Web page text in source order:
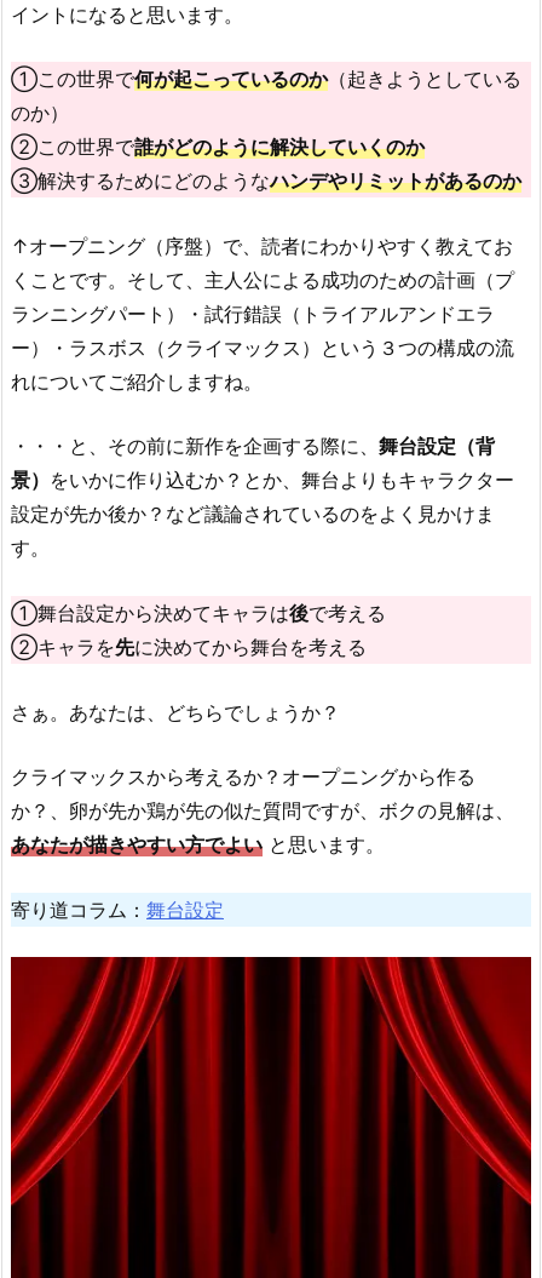
イントになると思います。
①この世界で何が起こっているのか（起きようとしている
のか）
②この世界で誰がどのように解決していくのか
③解決するためにどのようなハンデやリミットがあるのか
↑オープニング（序盤）で、読者にわかりやすく教えてお
くことです。そして、主人公による成功のための計画（プ
ランニングパート）・試行錯誤（トライアルアンドエラ
ー）・ラスボス（クライマックス）という３つの構成の流
れについてご紹介しますね。
・・・と、その前に新作を企画する際に、 舞台設定（背
景） をいかに作り込むか？とか、舞台よりもキャラクター
設定が先か後か？など議論されているのをよく見かけま
す。
①舞台設定から決めてキャラは後で考える
②キャラを先に決めてから舞台を考える
さぁ。あなたは、どちらでしょうか？
クライマックスから考えるか？オープニングから作る
か？、卵が先か鶏が先の似た質問ですが、ボクの見解は、
あなたが描きやすい方でよい と思います。
寄り道コラム： 舞台設定